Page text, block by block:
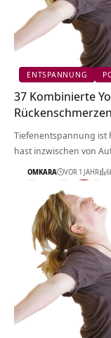
ENTSPANNUNG
37 Kombinierte
Rückenschmerzen
Tiefenentspannung ist
hast inzwischen von
OMKARA VOR 1 JAHR